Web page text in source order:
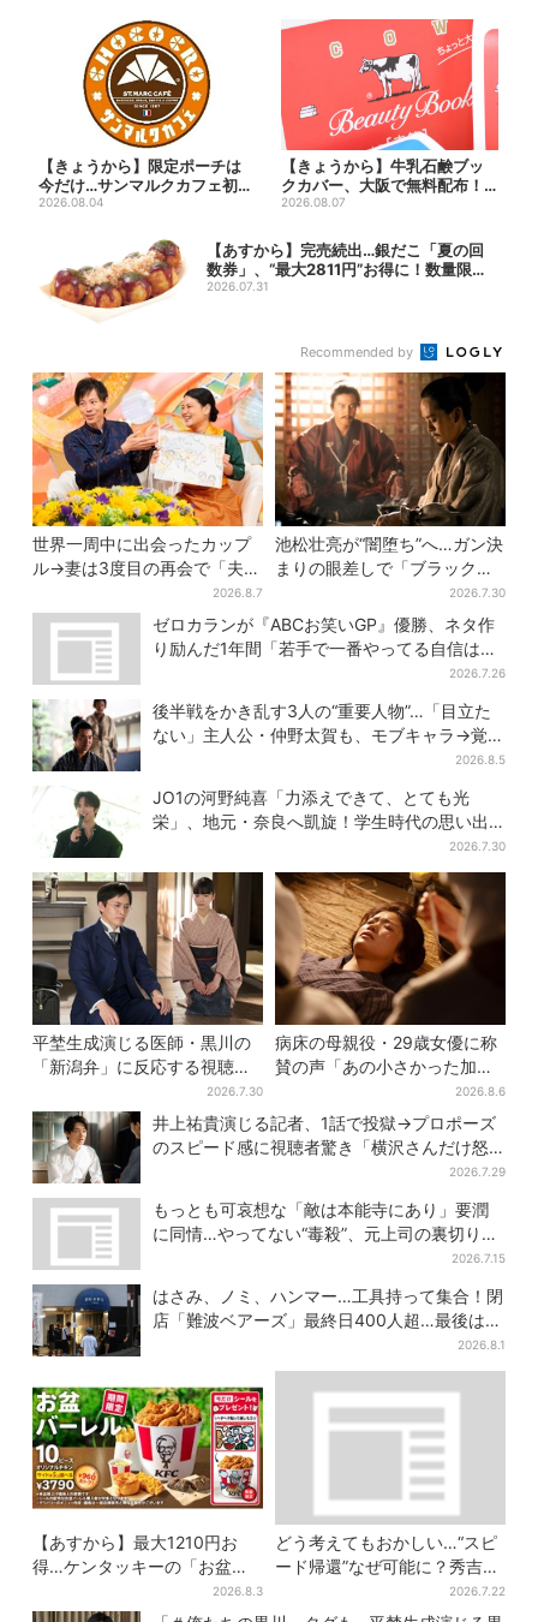
【きょうから】限定ポーチは
今だけ…サンマルクカフェ初の
「夏福袋」、実質無料でレア...
2026.08.04
【きょうから】牛乳石鹸ブッ
クカバー、大阪で無料配布！
先着1000名に「牛のカー...
2026.08.07
【あすから】完売続出…銀だこ「夏の回
数券」、“最大2811円”お得に！数量限定
で
2026.07.31
Recommended by
世界一周中に出会ったカップ
ル→妻は3度目の再会で「夫の
顔の良さを認識」ジョージア
の酒場で急接近
2026.8.7
池松壮亮が“闇堕ち”へ…ガン決
まりの眼差しで「ブラック秀
吉がログイン」【豊臣兄弟】
2026.7.30
ゼロカランが『ABCお笑いGP』優勝、ネタ作
り励んだ1年間「若手で一番やってる自信はあ
2026.7.26
後半戦をかき乱す3人の“重要人物”…「目立た
ない」主人公・仲野太賀も、モブキャラ→覚醒
2026.8.5
JO1の河野純喜「力添えできて、とても光
栄」、地元・奈良へ凱旋！学生時代の思い出
2026.7.30
平埜生成演じる医師・黒川の
「新潟弁」に反応する視聴者
2026.7.30
病床の母親役・29歳女優に称
賛の声「あの小さかった加恋
ちゃんが…」朝ドラ視聴者し
みじみ
2026.8.6
井上祐貴演じる記者、1話で投獄→プロポーズ
のスピード感に視聴者驚き「横沢さんだけ怒
2026.7.29
もっとも可哀想な「敵は本能寺にあり」要潤
に同情…やってない“毒殺”、元上司の裏切り
2026.7.15
はさみ、ノミ、ハンマー…工具持って集合！閉
店「難波ベアーズ」最終日400人超…最後は
2026.8.1
【あすから】最大1210円お
得…ケンタッキーの「お盆パ
ック」、2週間だけ！数量限定
シール付き
2026.8.3
どう考えてもおかしい…“スピ
ード帰還”なぜ可能に？秀吉が
噂した、3人目の謀反人【豊臣
兄弟】
2026.7.22